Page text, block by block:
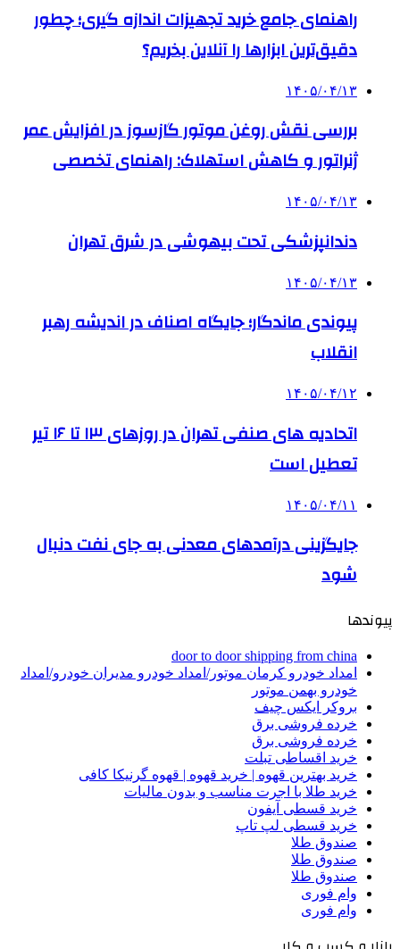
راهنمای جامع خرید تجهیزات اندازه گیری؛ چطور
دقیق‌ترین ابزارها را آنلاین بخریم؟
۱۴۰۵/۰۴/۱۳
بررسی نقش روغن موتور گازسوز در افزایش عمر
ژنراتور و کاهش استهلاک: راهنمای تخصصی
۱۴۰۵/۰۴/۱۳
دندانپزشکی تحت بیهوشی در شرق تهران
۱۴۰۵/۰۴/۱۳
پیوندی ماندگار؛ جایگاه اصناف در اندیشه رهبر
انقلاب
۱۴۰۵/۰۴/۱۲
اتحادیه های صنفی تهران در روزهای ۱۳ تا ۱۶ تیر
تعطیل است
۱۴۰۵/۰۴/۱۱
جایگزینی درآمدهای معدنی به جای نفت دنبال
شود
پیوندها
door to door shipping from china
امداد خودرو کرمان موتور/امداد خودرو مدیران خودرو/امداد
خودرو بهمن موتور
بروکر ایکس چیف
خرده فروشی برق
خرده فروشی برق
خرید اقساطی تبلت
خرید بهترین قهوه | خرید قهوه | قهوه گرنیکا کافی
خرید طلا با اجرت مناسب و بدون مالیات
خرید قسطی آیفون
خرید قسطی لپ تاپ
صندوق طلا
صندوق طلا
صندوق طلا
وام فوری
وام فوری